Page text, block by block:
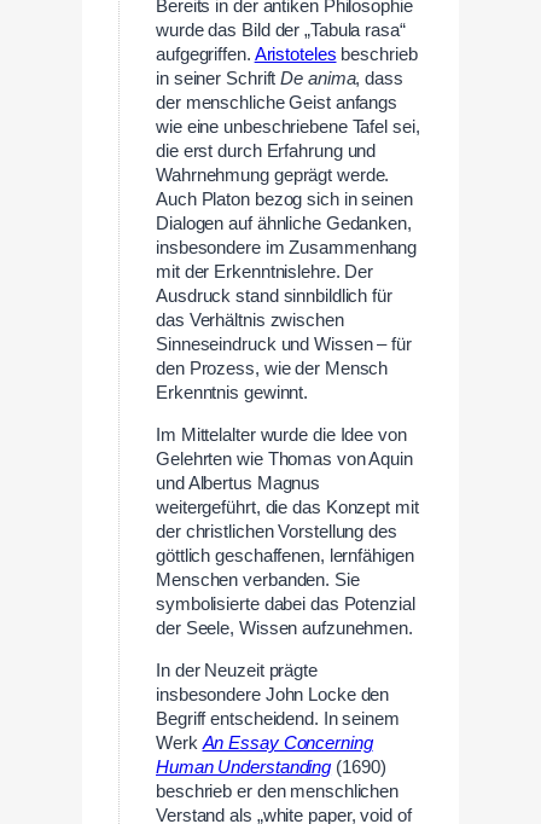
Bereits in der antiken Philosophie
wurde das Bild der „Tabula rasa“
aufgegriffen. Aristoteles beschrieb
in seiner SchriftDe anima, dass
der menschliche Geist anfangs
wie eine unbeschriebene Tafel sei,
die erst durch Erfahrung und
Wahrnehmung geprägt werde.
Auch Platon bezog sich in seinen
Dialogen auf ähnliche Gedanken,
insbesondere im Zusammenhang
mit der Erkenntnislehre. Der
Ausdruck stand sinnbildlich für
das Verhältnis zwischen
Sinneseindruck und Wissen – für
den Prozess, wie der Mensch
Erkenntnis gewinnt.
Im Mittelalter wurde die Idee von
Gelehrten wie Thomas von Aquin
und Albertus Magnus
weitergeführt, die das Konzept mit
der christlichen Vorstellung des
göttlich geschaffenen, lernfähigen
Menschen verbanden. Sie
symbolisierte dabei das Potenzial
der Seele, Wissen aufzunehmen.
In der Neuzeit prägte
insbesondere John Locke den
Begriff entscheidend. In seinem
Werk An Essay Concerning
Human Understanding (1690)
beschrieb er den menschlichen
Verstand als „white paper, void of